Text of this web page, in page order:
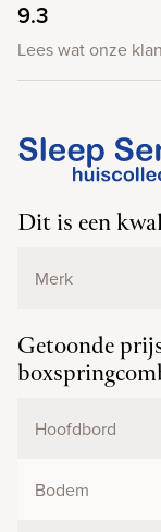
9.3
Lees wat onze
Dit is een
Merk
Getoonde
Hoofdbord
Bodem